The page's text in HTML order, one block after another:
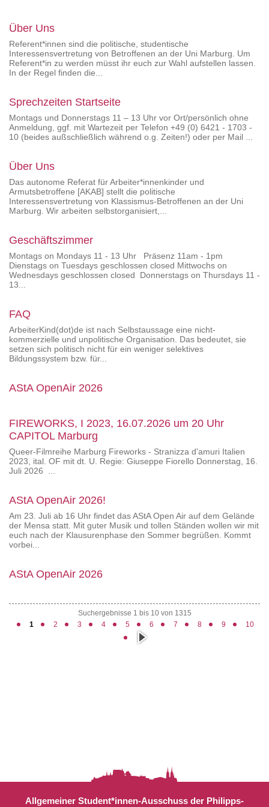
Über Uns
Referent*innen sind die politische, studentische
Interessensvertretung von Betroffenen an der Uni Marburg. Um
Referent*in zu werden müsst ihr euch zur Wahl aufstellen lassen.
In der Regel finden die...
Sprechzeiten Startseite
Montags und Donnerstags 11 – 13 Uhr vor Ort/persönlich ohne
Anmeldung, ggf. mit Wartezeit per Telefon +49 (0) 6421 - 1703 -
10 (beides außschließlich während o.g. Zeiten!) oder per Mail ...
Über Uns
Das autonome Referat für Arbeiter*innenkinder und
Armutsbetroffene [AKAB] stellt die politische
Interessensvertretung von Klassismus-Betroffenen an der Uni
Marburg. Wir arbeiten selbstorganisiert,...
Geschäftszimmer
Montags on Mondays 11 - 13 Uhr Präsenz 11am - 1pm
Dienstags on Tuesdays geschlossen closed Mittwochs on
Wednesdays geschlossen closed Donnerstags on Thursdays 11 -
13...
FAQ
ArbeiterKind(dot)de ist nach Selbstaussage eine nicht-
kommerzielle und unpolitische Organisation. Das bedeutet, sie
setzen sich politisch nicht für ein weniger selektives
Bildungssystem bzw. für...
AStA OpenAir 2026
FIREWORKS, I 2023, 16.07.2026 um 20 Uhr
CAPITOL Marburg
Queer-Filmreihe Marburg Fireworks - Stranizza d'amuri Italien
2023, ital. OF mit dt. U. Regie: Giuseppe Fiorello Donnerstag, 16.
Juli 2026 ...
AStA OpenAir 2026!
Am 23. Juli ab 16 Uhr findet das AStA Open Air auf dem Gelände
der Mensa statt. Mit guter Musik und tollen Ständen wollen wir mit
euch nach der Klausurenphase den Sommer begrüßen. ️Kommt
vorbei...
AStA OpenAir 2026
Suchergebnisse 1 bis 10 von 1315
1
2 3 4 5 6 7 8 9
10
näc
hste
Allgemeiner Student*innen-Ausschuss der Philipps-